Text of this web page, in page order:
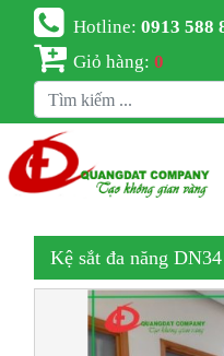
Hotline:0913 588
Giỏ hàng:0
Kệ sắt đa năng DN34